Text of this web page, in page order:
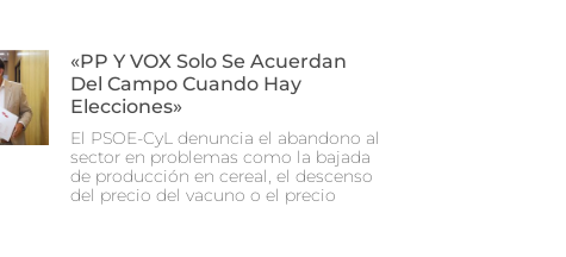
«PP Y VOX Solo Se Acuerdan
Del Campo Cuando Hay
Elecciones»
El PSOE-CyL denuncia el abandono al
sector en problemas como la bajada
de producción en cereal, el descenso
del precio del vacuno o el precio